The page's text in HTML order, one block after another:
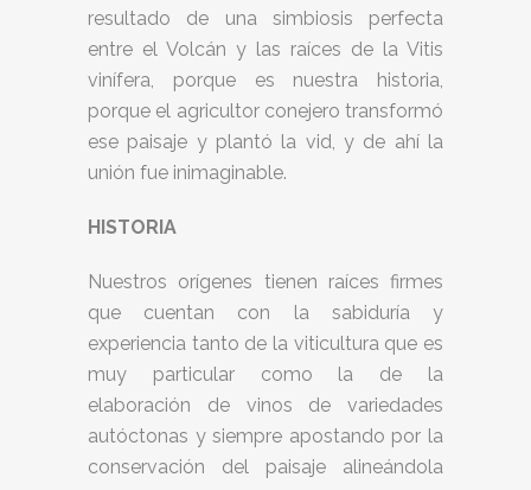
resultado de una simbiosis perfecta
entre el Volcán y las raíces de la Vitis
vinífera, porque es nuestra historia,
porque el agricultor conejero transformó
ese paisaje y plantó la vid, y de ahí la
unión fue inimaginable.
HISTORIA
Nuestros orígenes tienen raíces firmes
que cuentan con la sabiduría y
experiencia tanto de la viticultura que es
muy particular como la de la
elaboración de vinos de variedades
autóctonas y siempre apostando por la
conservación del paisaje alineándola